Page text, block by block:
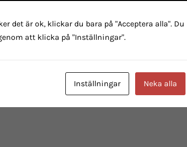
det är ok, klickar du bara på "Acceptera alla".
att klicka på "Inställningar".
Inställningar Neka alla